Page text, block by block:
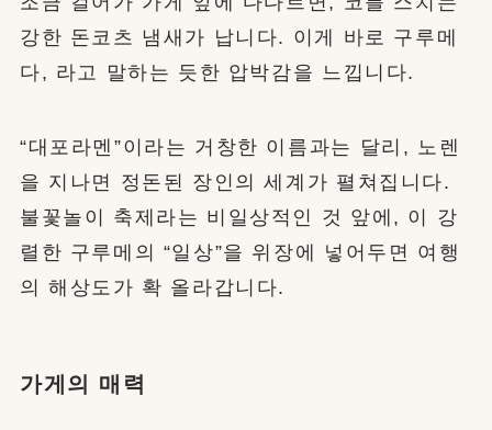
강한 돈코츠 냄새가 납니다. 이게 바로 구루메
다, 라고 말하는 듯한 압박감을 느낍니다.
“대포라멘”이라는 거창한 이름과는 달리, 노렌
을 지나면 정돈된 장인의 세계가 펼쳐집니다.
불꽃놀이 축제라는 비일상적인 것 앞에, 이 강
렬한 구루메의 “일상”을 위장에 넣어두면 여행
의 해상도가 확 올라갑니다.
가게의 매력